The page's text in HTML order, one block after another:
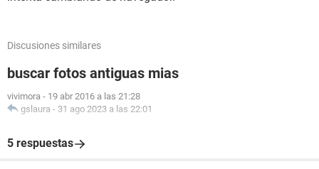
Discusiones similares
buscar fotos antiguas mias
vivimora - 19 abr 2016 a las 21:28
gslaura - 31 ago 2023 a las 22:01
5 respuestas